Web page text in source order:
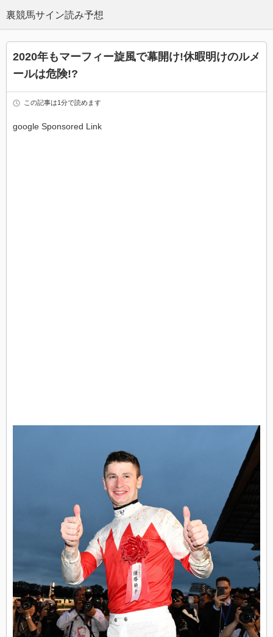
2020年もマーフィー旋風で幕開け!休暇明けのルメ
ールは危険!?
この記事は1分で読めます
google Sponsored Link